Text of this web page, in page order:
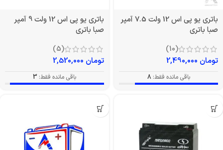
باتری یو پی اس 12 ولت 7.5 آمپر
صبا باتری
(10)
تومان
باقی مانده فقط: 8
باتری یو پی اس 12 ولت 9 آمپر
صبا باتری
(5)
تومان
باقی مانده فقط: 3